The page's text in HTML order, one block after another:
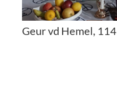
Geur vd Hemel, 114